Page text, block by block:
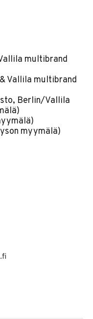
multibrand
Vallila multibrand
Berlin/Vallila
myymälä)